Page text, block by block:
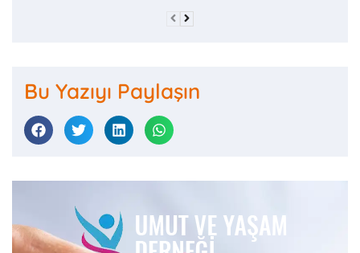
Bu Yazıyı Paylaşın